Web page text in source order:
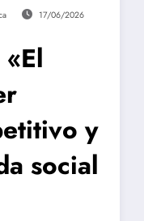
17/06/2026
y
social